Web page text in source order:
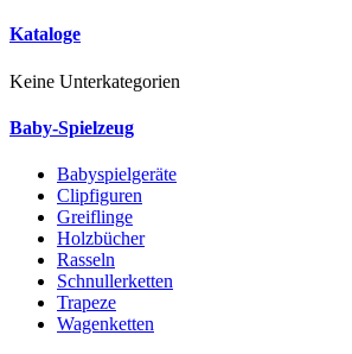
Kataloge
Keine Unterkategorien
Baby-Spielzeug
Babyspielgeräte
Clipfiguren
Greiflinge
Holzbücher
Rasseln
Schnullerketten
Trapeze
Wagenketten